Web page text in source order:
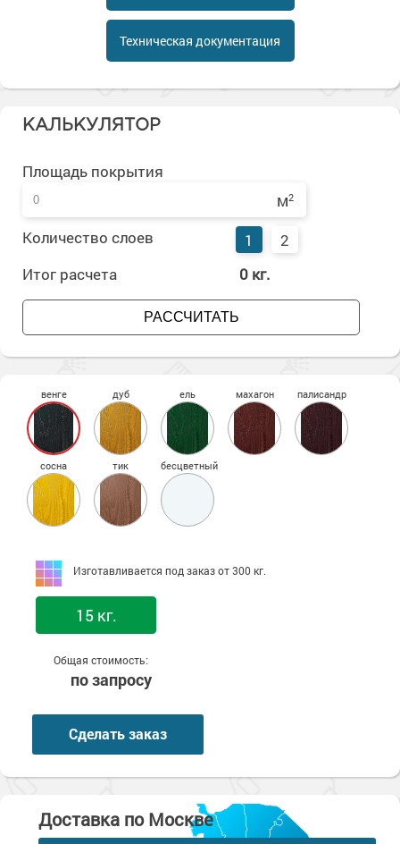
Сопутствующие товары
Морозостойкие краски для металла
Морозостойкие краски для фасада
Техническая документация
КАЛЬКУЛЯТОР
Площадь покрытия
м2
Количество слоев 1
2
Итог расчета
0 кг.
РАССЧИТАТЬ
венге дуб ель махагон палисандр
сосна тик бесцветный
Изготавливается под заказ от 300 кг.
15 кг.
Общая стоимость:
по запросу
Сделать заказ
Доставка по Москве